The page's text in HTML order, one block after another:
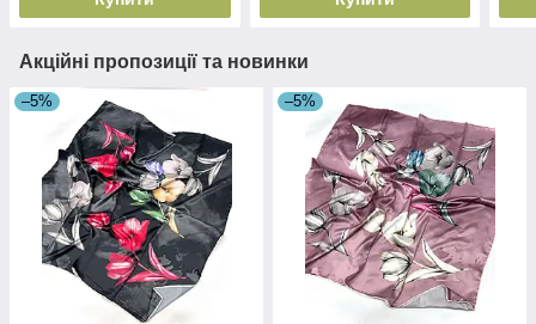
Акційні пропозиції та новинки
–5% –5%